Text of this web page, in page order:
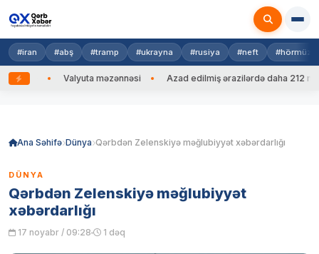
#iran #abş #tramp #ukrayna #rusiya #neft #hörmüz
Valyuta məzənnəsi Azad edilmiş ərazilərdə daha 212 mina,
Ana Səhifə Dünya Qərbdən Zelenskiyə məğlubiyyət xəbərdarlığı
DÜNYA
Qərbdən Zelenskiyə məğlubiyyət
xəbərdarlığı
17 noyabr / 09:28 1 dəq